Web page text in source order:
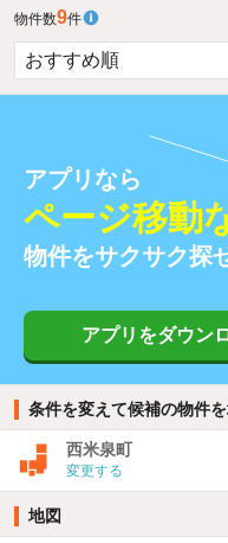
物件数9件
アプリなら
ページ移動
物件をサクサク探
アプリをダウン
条件を変えて候補の物件を
西米泉町
変更する
地図